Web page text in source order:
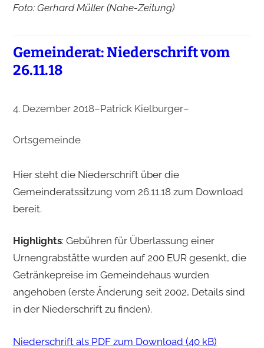
Foto: Gerhard Müller (Nahe-Zeitung)
Gemeinderat: Niederschrift vom
26.11.18
4. Dezember 2018–Patrick Kielburger–
Ortsgemeinde
Hier steht die Niederschrift über die
Gemeinderatssitzung vom 26.11.18 zum Download
bereit.
Highlights: Gebühren für Überlassung einer
Urnengrabstätte wurden auf 200 EUR gesenkt, die
Getränkepreise im Gemeindehaus wurden
angehoben (erste Änderung seit 2002, Details sind
in der Niederschrift zu finden).
Niederschrift als PDF zum Download (40 kB)